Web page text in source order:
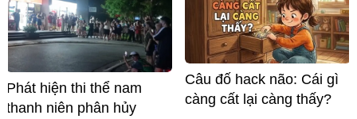
Phát hiện thi thể nam
thanh niên phân hủy
Câu đố hack não: Cái gì
càng cất lại càng thấy?